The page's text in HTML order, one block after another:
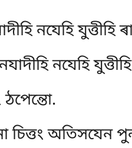
নযেহি যুত্তীহি
নযেহি
চিত্তং অতিসযেন